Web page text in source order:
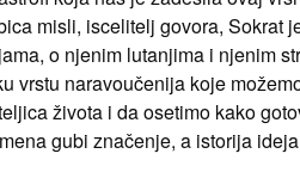
misli, iscelitelj govora, Sokrat
o njenim lutanjima i njenim
vrstu naravoučenija koje
života i da osetimo kako
gubi značenje, a istorija